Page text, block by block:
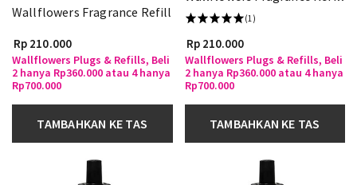
Wallflowers Fragrance Refill
Rp 210.000
Wallflowers Plugs & Refills, Beli
2 hanya Rp360.000 atau 4 hanya
Rp700.000
TAMBAHKAN KE TAS
(1)
Rp 210.000
Wallflowers Plugs & Refills, Beli
2 hanya Rp360.000 atau 4 hanya
Rp700.000
TAMBAHKAN KE TAS